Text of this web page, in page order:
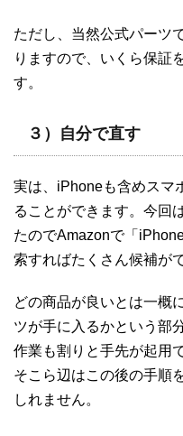
ただし、当然公式パーツ
りますので、いくら保証
す。
３）自分で直す
実は、iPhoneも含めスマ
ることができます。今回
たのでAmazonで「
索すればたくさん候補が
どの商品が良いとは一概
ツが手に入るかという部
作業も割りと手先が起用
そこら辺はこの後の手順
しれません。